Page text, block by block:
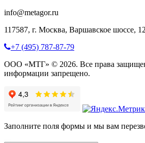
info@metagor.ru
117587, г. Москва, Варшавское шоссе,
+7 (495) 787-87-79
ООО «МТГ» © 2026. Все права
информации запрещено.
Заполните поля формы и мы вам